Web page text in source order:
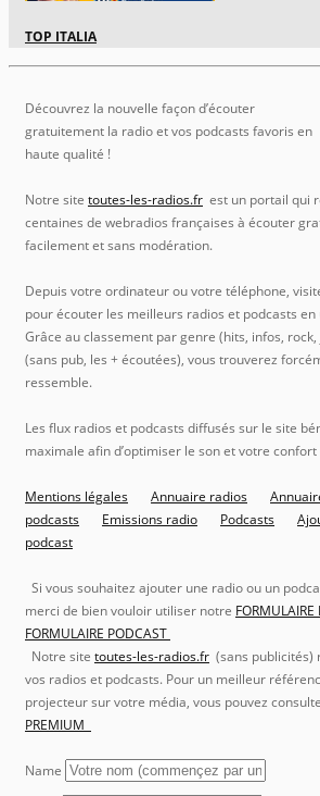
TOP ITALIA
Découvrez la nouvelle façon d’écouter
gratuitement la radio et vos podcasts favoris en
haute qualité !
Notre site toutes-les-radios.fr est un portail qui
centaines de webradios françaises à écouter
facilement et sans modération.
Depuis votre ordinateur ou votre téléphone,
pour écouter les meilleurs radios et podcasts en
Grâce au classement par genre (hits, infos,
(sans pub, les + écoutées), vous trouverez
ressemble.
Les flux radios et podcasts diffusés sur le site
maximale afin d’optimiser le son et votre
Mentions légales Annuaire radios
podcasts
Emissions radio Podcasts
podcast
Si vous souhaitez ajouter une radio ou un
merci de bien vouloir utiliser notre FORMULAIRE
FORMULAIRE PODCAST
Notre site toutes-les-radios.fr (sans
vos radios et podcasts. Pour un meilleur
projecteur sur votre média, vous pouvez
PREMIUM
Name